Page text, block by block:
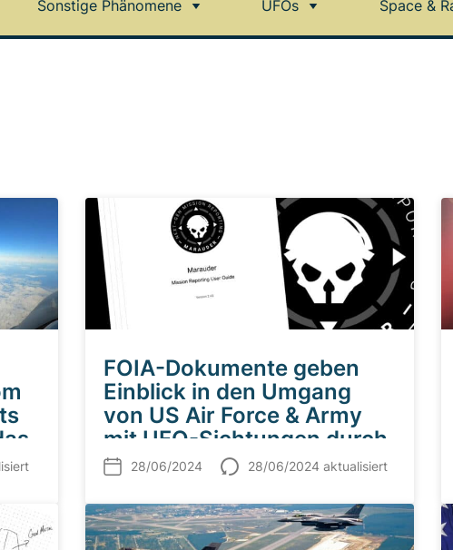
Sonstige Phänomene UFOs Space &
FOIA-Dokumente geben
Einblick in den Umgang
von US Air Force & Army
mit UFO-Sichtungen durch
Piloten
28/06/2024 28/06/2024 aktualisiert